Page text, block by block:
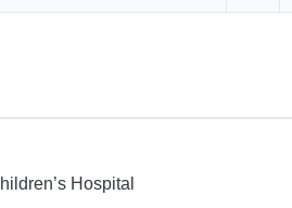
Hospital